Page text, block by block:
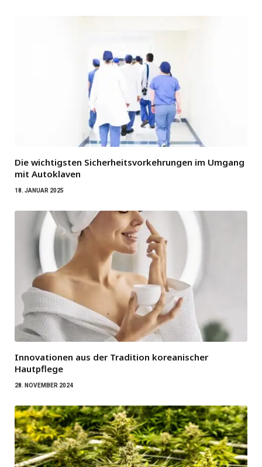
Die wichtigsten Sicherheitsvorkehrungen im Umgang
mit Autoklaven
18. JANUAR 2025
Innovationen aus der Tradition koreanischer
Hautpflege
28. NOVEMBER 2024